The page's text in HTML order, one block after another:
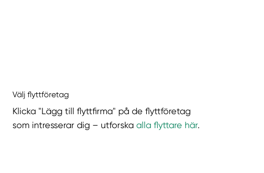
Välj flyttföretag
Klicka "Lägg till flyttfirma" på de flyttföretag
som intresserar dig – utforska alla flyttare här.